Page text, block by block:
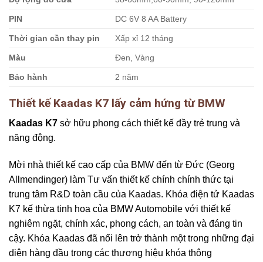
PIN DC 6V 8 AA Battery
Thời gian cần thay pin Xấp xỉ 12 tháng
Màu Đen, Vàng
Bảo hành 2 năm
Thiết kế Kaadas K7 lấy cảm hứng từ BMW
Kaadas K7 sở hữu phong cách thiết kế đầy trẻ trung và
năng động.
Mời nhà thiết kế cao cấp của BMW đến từ Đức (Georg
Allmendinger) làm Tư vấn thiết kế chính chính thức tại
trung tâm R&D toàn cầu của Kaadas. Khóa điện tử Kaadas
K7 kế thừa tinh hoa của BMW Automobile với thiết kế
nghiêm ngặt, chính xác, phong cách, an toàn và đáng tin
cậy. Khóa Kaadas đã nổi lên trở thành một trong những đại
diện hàng đầu trong các thương hiệu khóa thông